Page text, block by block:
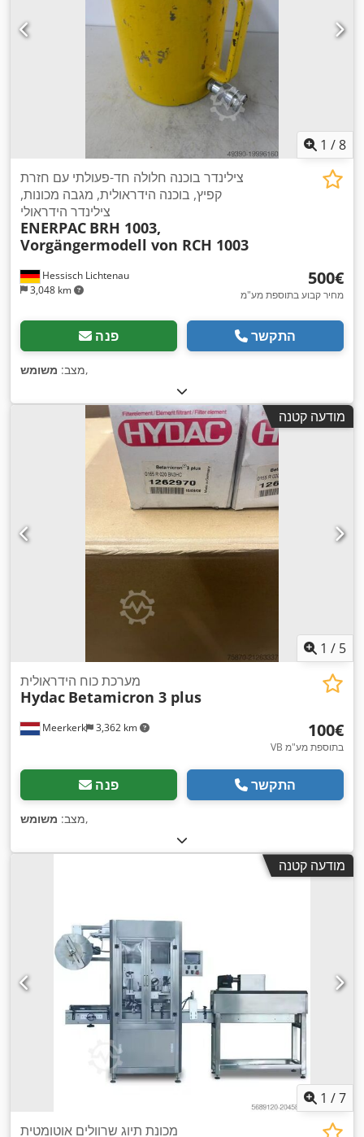
1 /8
Hessisch Lichtenau
3,048 km
צילינדר בוכנה חלולה חד-פעולתי עם חזרת
קפיץ, בוכנה הידראולית, מגבה מכונות,
צילינדר הידראולי
ENERPAC BRH 1003,
Vorgängermodell von RCH 1003
‏500 ‏€
מחיר קבוע בתוספת מע"מ
פנה התקשר
מצב: משומש ,
מודעה קטנה
1 / 5
Meerkerk 3,362 km
מערכת כוח הידראולית
Hydac Betamicron 3 plus
‏100 ‏€
VB בתוספת מע"מ
פנה התקשר
מצב: משומש ,
מודעה קטנה
1 /7
מכונת תיוג שרוולים אוטומטית